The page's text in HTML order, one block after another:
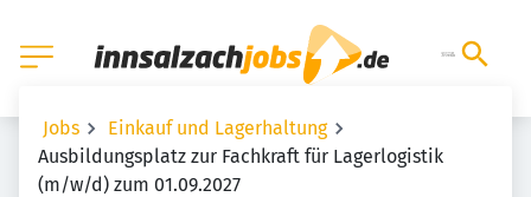
Jobs
Einkauf und Lagerhaltung
Ausbildungsplatz zur Fachkraft für Lagerlogistik
(m/w/d) zum 01.09.2027